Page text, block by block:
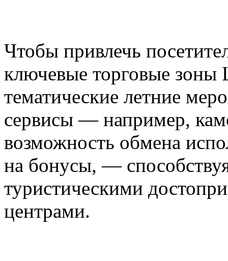
Чтобы привлечь
ключевые торговые зоны
тематические летние
сервисы — например,
возможность обмена
на бонусы, —
туристическими
центрами.